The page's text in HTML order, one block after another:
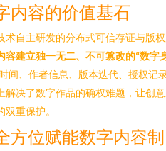
内容的价值基石
自主研发的分布式可信存证与版
容建立独一无二、不可篡改的“数字
间、作者信息、版本迭代、授权记
决了数字作品的确权难题，让创
重保护。
方位赋能数字内容制